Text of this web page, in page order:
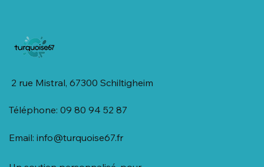
2 rue Mistral, 67300 Schiltigheim
Téléphone: 09 80 94 52 87
Email:info@turquoise67.fr